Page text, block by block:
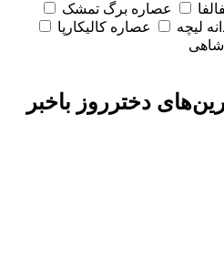
عصاره برگ تمشک
لیچه
عصاره کالیکارپا
دخترروز باخبر